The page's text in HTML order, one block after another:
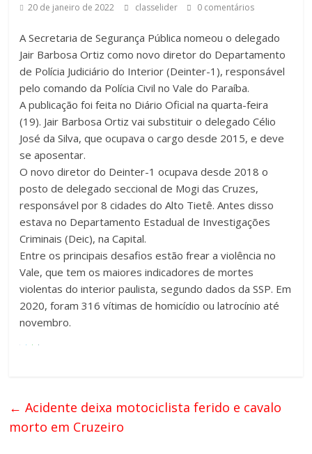
20 de janeiro de 2022 classelider 0 comentários
A Secretaria de Segurança Pública nomeou o delegado
Jair Barbosa Ortiz como novo diretor do Departamento
de Polícia Judiciário do Interior (Deinter-1), responsável
pelo comando da Polícia Civil no Vale do Paraíba.
A publicação foi feita no Diário Oficial na quarta-feira
(19). Jair Barbosa Ortiz vai substituir o delegado Célio
José da Silva, que ocupava o cargo desde 2015, e deve
se aposentar.
O novo diretor do Deinter-1 ocupava desde 2018 o
posto de delegado seccional de Mogi das Cruzes,
responsável por 8 cidades do Alto Tietê. Antes disso
estava no Departamento Estadual de Investigações
Criminais (Deic), na Capital.
Entre os principais desafios estão frear a violência no
Vale, que tem os maiores indicadores de mortes
violentas do interior paulista, segundo dados da SSP. Em
2020, foram 316 vítimas de homicídio ou latrocínio até
novembro.
← Acidente deixa motociclista ferido e cavalo
morto em Cruzeiro